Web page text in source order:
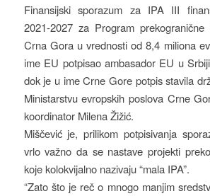
Finansijski sporazum za IPA III
2021-2027 za Program
Crna Gora u vrednosti od 8,4 miliona
ime EU potpisao ambasador EU u
dok je u ime Crne Gore potpis stavila
Ministarstvu evropskih poslova Crne
koordinator Milena Žižić.
Miščević je, prilikom potpisivanja
vrlo važno da se nastave projekti
koje kolokvijalno nazivaju “mala IPA”.
“Zato što je reč o mnogo manjim